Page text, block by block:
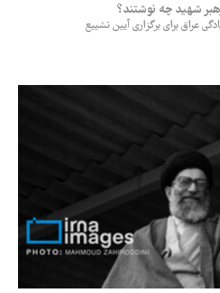
شهید چه نوشتند؟
عراق برای برگزاری آیین تشییع